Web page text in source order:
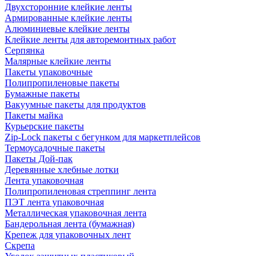
Двухсторонние клейкие ленты
Армированные клейкие ленты
Алюминиевые клейкие ленты
Клейкие ленты для авторемонтных работ
Серпянка
Малярные клейкие ленты
Пакеты упаковочные
Полипропиленовые пакеты
Бумажные пакеты
Вакуумные пакеты для продуктов
Пакеты майка
Курьерские пакеты
Zip-Lock пакеты с бегунком для маркетплейсов
Термоусадочные пакеты
Пакеты Дой-пак
Деревянные хлебные лотки
Лента упаковочная
Полипропиленовая стреппинг лента
ПЭТ лента упаковочная
Металлическая упаковочная лента
Бандерольная лента (бумажная)
Крепеж для упаковочных лент
Скрепа